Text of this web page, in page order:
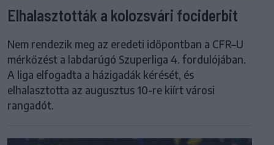
Elhalasztották a kolozsvári fociderbit
Nem rendezik meg az eredeti időpontban a CFR–U
mérkőzést a labdarúgó Szuperliga 4. fordulójában.
A liga elfogadta a házigadák kérését, és
elhalasztotta az augusztus 10-re kiírt városi
rangadót.